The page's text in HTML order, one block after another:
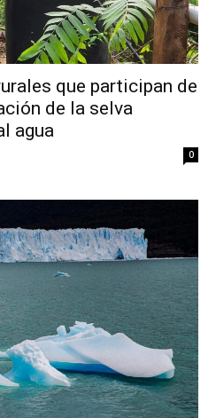
que participan de
de la selva
agua
0